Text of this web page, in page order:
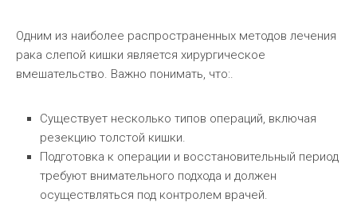
Одним из наиболее распространенных методов лечения
рака слепой кишки является хирургическое
вмешательство. Важно понимать, что:.
Существует несколько типов операций, включая
резекцию толстой кишки.
Подготовка к операции и восстановительный период
требуют внимательного подхода и должен
осуществляться под контролем врачей.